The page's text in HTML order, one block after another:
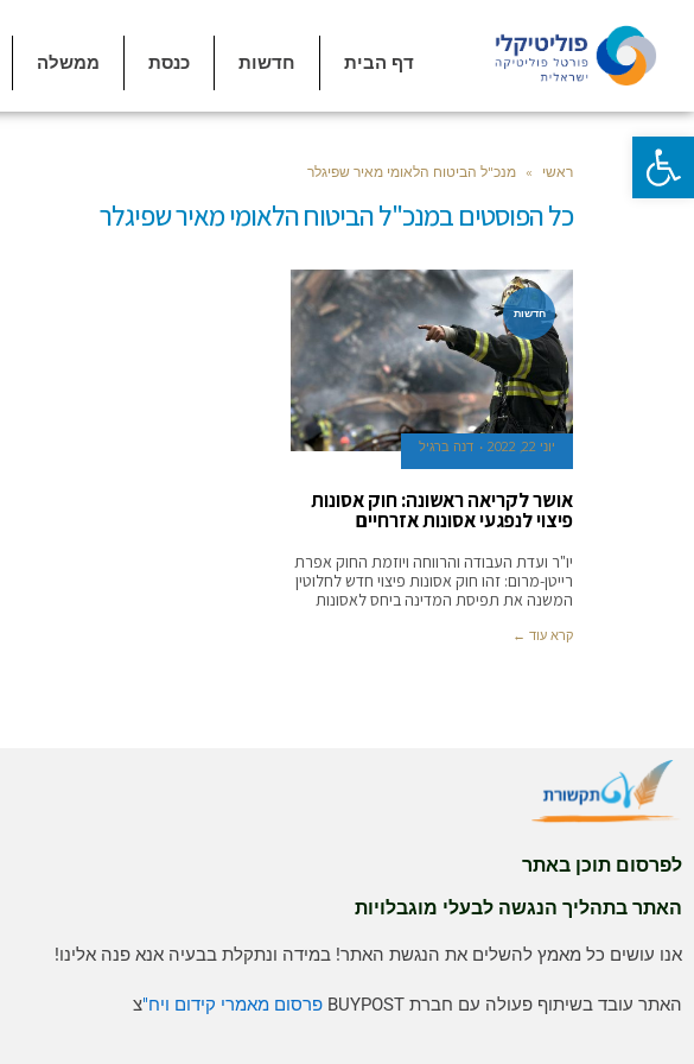
דף הבית חדשות כנסת ממשלה
ראשי » מנכ"ל הביטוח הלאומי מאיר שפיגלר
כל הפוסטים במנכ"ל הביטוח הלאומי מאיר שפיגלר
חדשות
יוני 22, 2022 דנה ברגיל
אושר לקריאה ראשונה: חוק אסונות
פיצוי לנפגעי אסונות אזרחיים
יו"ר ועדת העבודה והרווחה ויוזמת החוק אפרת
רייטן-מרום: זהו חוק אסונות פיצוי חדש לחלוטין
המשנה את תפיסת המדינה ביחס לאסונות
קרא עוד ←
לפרסום תוכן באתר
האתר בתהליך הנגשה לבעלי מוגבלויות
אנו עושים כל מאמץ להשלים את הנגשת האתר! במידה ונתקלת בבעיה אנא פנה אלינו!
האתר עובד בשיתוף פעולה עם חברת BUYPOST פרסום מאמרי קידום ויח"צ
פתח סרגל נגישות